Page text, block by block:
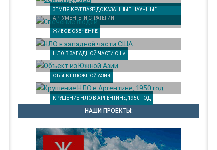
ЗЕМЛЯ КРУГЛАЯ? ДОКАЗАННЫЕ НАУЧНЫЕ
АРГУМЕНТЫ И СТРАТЕГИИ
ЖИВОЕ СВЕЧЕНИЕ
НЛО В ЗАПАДНОЙ ЧАСТИ США
ОБЪЕКТ В ЮЖНОЙ АЗИИ
КРУШЕНИЕ НЛО В АРГЕНТИНЕ, 1950 ГОД
НАШИ ПРОЕКТЫ: